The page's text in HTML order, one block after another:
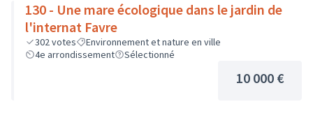
130 - Une mare écologique dans le jardin de
l'internat Favre
302votes
Environnement et nature en ville
4e arrondissement
Sélectionné
10 000 €